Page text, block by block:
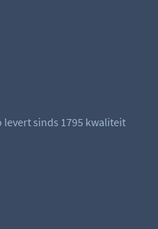
sinds 1795 kwaliteit